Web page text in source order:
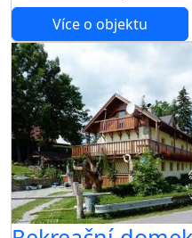
Více o objektu